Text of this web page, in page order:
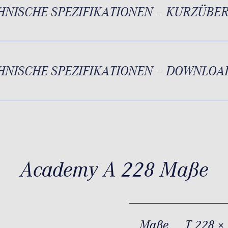
SPEZIFIKATIONEN –
SPEZIFIKATIONEN –
Academy A 228 Maße
Maße T 228